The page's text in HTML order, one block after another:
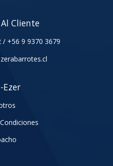
Cliente
/ +56 9 9370 3679
Ezer